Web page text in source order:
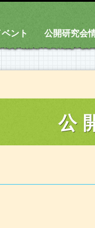
ント 公開研究会
公